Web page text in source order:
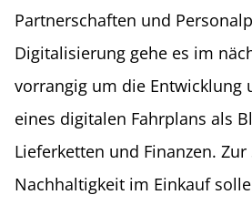
Partnerschaften und
Digitalisierung gehe es im
vorrangig um die Entwicklung
eines digitalen Fahrplans als
Lieferketten und Finanzen.
Nachhaltigkeit im Einkauf